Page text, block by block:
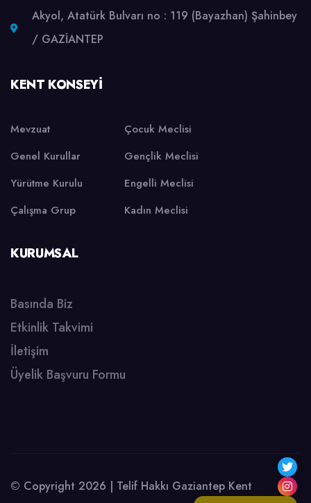
Akyol, Atatürk Bulvarı no : 119 (Bayazhan) Şahinbey
/ GAZİANTEP
KENT KONSEYI
Mevzuat
Genel Kurullar
Yürütme Kurulu
Çalışma Grup
Çocuk Meclisi
Gençlik Meclisi
Engelli Meclisi
Kadın Meclisi
KURUMSAL
Basında Biz
Etkinlik Takvimi
İletişim
Üyelik Başvuru Formu
© Copyright 2026 | Telif Hakkı Gaziantep Kent